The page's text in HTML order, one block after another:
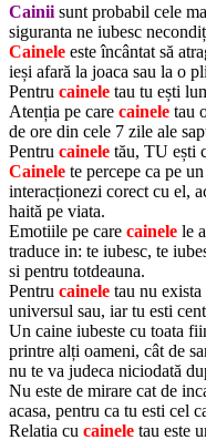
Cainii sunt probabil cele
siguranta ne iubesc
Cainele este încântat să
ieși afară la joaca sau la o
Pentru cainele tau tu ești
Atenția pe care cainele tau
de ore din cele 7 zile ale
Pentru cainele tău, TU ești
Cainele te percepe ca pe
interacționezi corect cu el,
haită pe viata.
Emotiile pe care cainele le
traduce in: te iubesc, te
si pentru totdeauna.
Pentru cainele tau nu
universul sau, iar tu esti
Un caine iubeste cu toata
printre alți oameni, cât de
nu te va judeca niciodată
Nu este de mirare cat de
acasa, pentru ca tu esti cel
Relatia cu cainele tau este